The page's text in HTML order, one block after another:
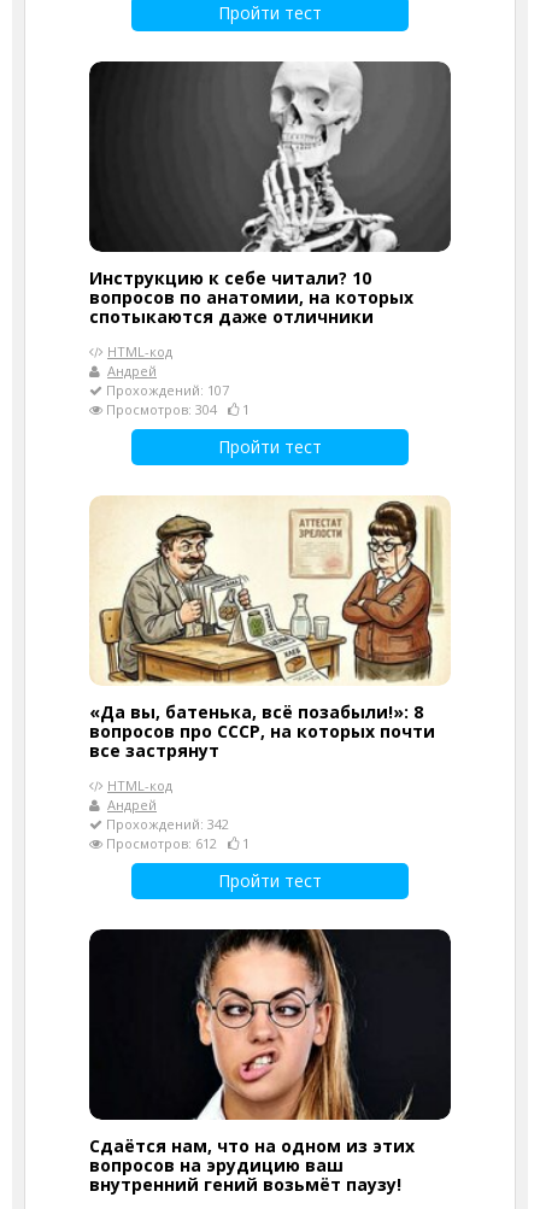
Пройти тест
Инструкцию к себе читали? 10
вопросов по анатомии, на которых
спотыкаются даже отличники
HTML-код
Андрей
Прохождений: 107
Просмотров: 304
1
Пройти тест
«Да вы, батенька, всё позабыли!»: 8
вопросов про СССР, на которых почти
все застрянут
HTML-код
Андрей
Прохождений: 342
Просмотров: 612
1
Пройти тест
Сдаётся нам, что на одном из этих
вопросов на эрудицию ваш
внутренний гений возьмёт паузу!